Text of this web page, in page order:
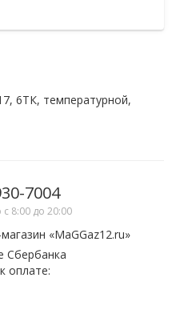
, 6ТК, температурной,
7004
8:00 до 20:00
«MaGGaz12.ru»
Сбербанка
оплате: